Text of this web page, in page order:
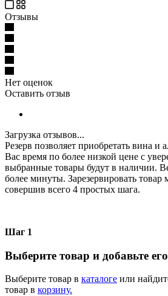
Отзывы
Нет оценок
Оставить отзыв
Загрузка отзывов...
Резерв позволяет приобретать вина и
Вас время по более низкой цене с
выбранные товары будут в наличии.
более минуты. Зарезервировать
совершив всего 4 простых шага.
Шаг 1
Выберите товар и добавьте
Выберите товар в каталоге или
товар в корзину.